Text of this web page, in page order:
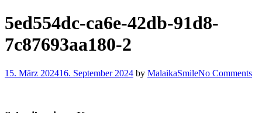
5ed554dc-ca6e-42db-91d8-
7c87693aa180-2
15. März 202416. September 2024 by MalaikaSmileNo Comments